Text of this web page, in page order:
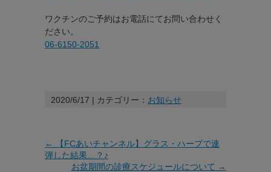
ワクチンのご予約はお電話にてお問い合わせく
ださい。
06-6150-2051
2020/6/17 カテゴリー： お知らせ
←
【FCあいチャンネル】グラス・ハープで連
弾した結果…？♪
お盆期間の診療スケジュールについて →